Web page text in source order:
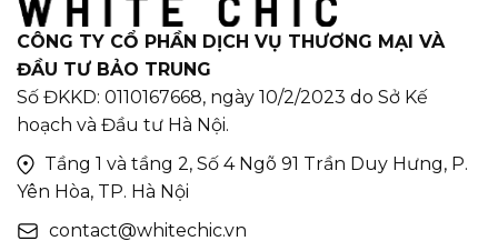
CÔNG TY CỔ PHẦN DỊCH VỤ THƯƠNG MẠI VÀ
ĐẦU TƯ BẢO TRUNG
Số ĐKKD: 0110167668, ngày 10/2/2023 do Sở Kế
hoạch và Đầu tư Hà Nội.
Tầng 1 và tầng 2, Số 4 Ngõ 91 Trần Duy Hưng, P.
Yên Hòa, TP. Hà Nội
contact@whitechic.vn